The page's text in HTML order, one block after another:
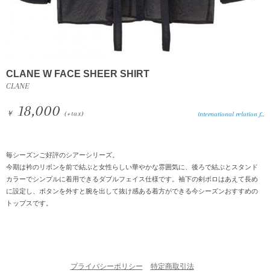
CLANE W FACE SHEER SHIRT
CLANE
￥ 18,000(+tax) international relation f...
毎シーズンご好評のシアーシリーズ。
今期は衿のリボンを前で結ぶと女性らしい華やかな雰囲気に、後ろで結ぶとスタンド
カラーでシンプルに着用できるダブルフェイス仕様です。袖下の剣ボロはあえて長め
に設定し、ボタンを外すと腕を出して抜け感ある着方ができる今シーズンおすすめの
トップスです。
プライバシーポリシー 特定商取引法